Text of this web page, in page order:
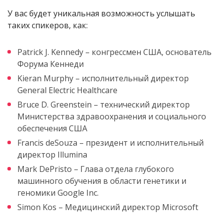
У вас будет уникальная возможность услышать
таких спикеров, как:
Patrick J. Kennedy – конгрессмен США, основатель
Форума Кеннеди
Kieran Murphy – исполнительный директор
General Electric Healthcare
Bruce D. Greenstein – технический директор
Министерства здравоохранения и социального
обеспечения США
Francis deSouza – президент и исполнительный
директор Illumina
Mark DePristo – Глава отдела глубокого
машинного обучения в области генетики и
геномики Google Inc.
Simon Kos – Медицинский директор Microsoft